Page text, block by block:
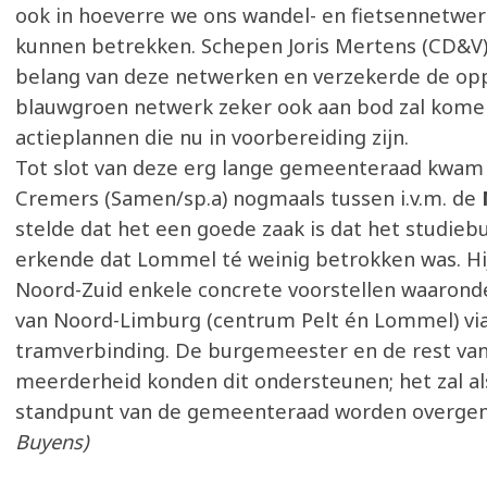
ook in hoeverre we ons wandel- en
kunnen betrekken. Schepen Joris Mertens
belang van deze netwerken en verzekerde de
blauwgroen netwerk zeker ook aan bod zal
actieplannen die nu in voorbereiding zijn.
Tot slot van deze erg lange gemeenteraad
Cremers (Samen/sp.a) nogmaals tussen i.v.m. de
stelde dat het een goede zaak is dat het
erkende dat Lommel té weinig betrokken was.
Noord-Zuid enkele concrete voorstellen
van Noord-Limburg (centrum Pelt én Lommel)
tramverbinding. De burgemeester en de rest
meerderheid konden dit ondersteunen; het zal
standpunt van de gemeenteraad worden
Buyens)